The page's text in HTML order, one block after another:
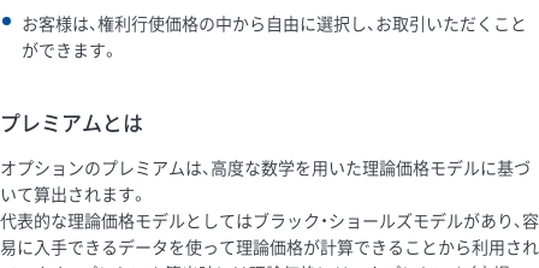
お客様は、権利行使価格の中から自由に選択し、お取引いただくこと
ができます。
プレミアムとは
オプションのプレミアムは、高度な数学を用いた理論価格モデルに基づ
いて算出されます。
代表的な理論価格モデルとしてはブラック・ショールズモデルがあり、容
易に入手できるデータを使って理論価格が計算できることから利用され